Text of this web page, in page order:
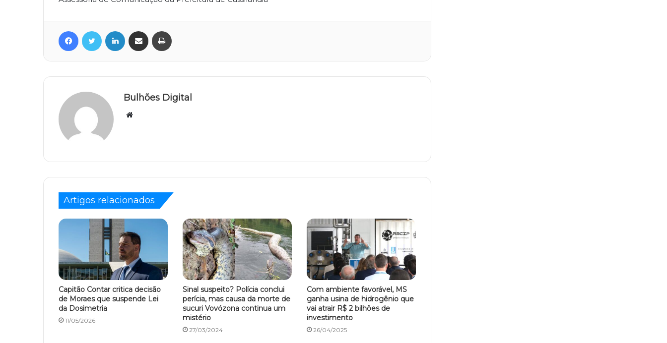
FacebookTwitter Linkedin Compartilhar via e-mail
Bulhões Digital
Website
Artigos relacionados
Capitão Contar critica decisão
de Moraes que suspende Lei
da Dosimetria
11/05/2026
Sinal suspeito? Polícia conclui
perícia, mas causa da morte de
sucuri Vovózona continua um
mistério
27/03/2024
Com ambiente favorável, MS
ganha usina de hidrogênio que
vai atrair R$ 2 bilhões de
investimento
26/04/2025